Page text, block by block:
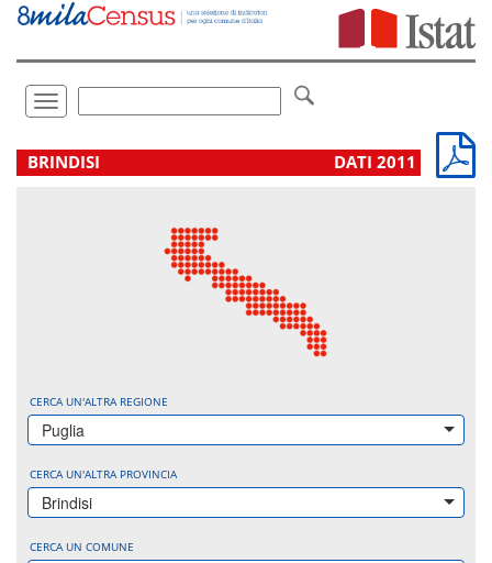
Vai
direttamente
Toggle
navigation
.
BRINDISI DATI 2011
CERCA UN'ALTRA REGIONE
Puglia
CERCA UN'ALTRA PROVINCIA
Brindisi
CERCA UN COMUNE